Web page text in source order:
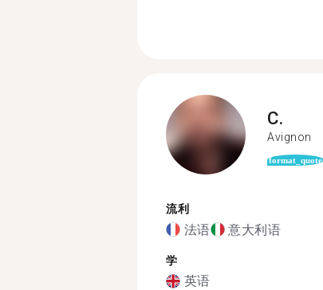
C.
Avignon
format_quote
流利
法语 意大利语
学
英语